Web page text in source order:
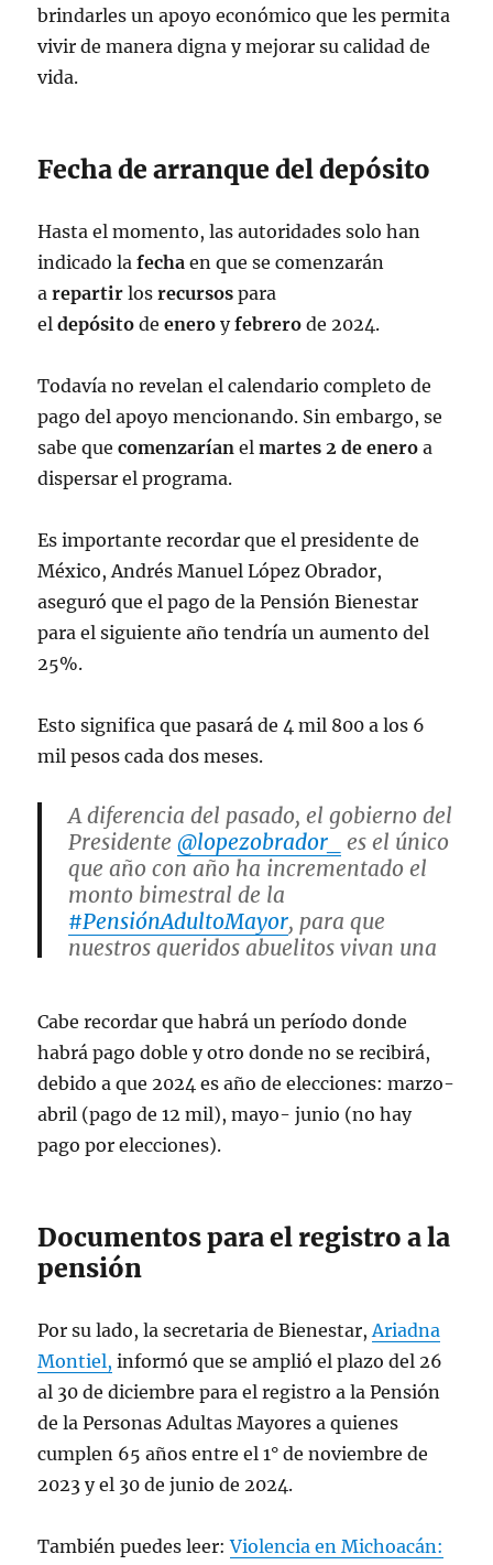
brindarles un apoyo económico que les permita
vivir de manera digna y mejorar su calidad de
vida.
Fecha de arranque del depósito
Hasta el momento, las autoridades solo han
indicado lafecha en que se comenzarán
arepartir losrecursos para
eldepósito deenero yfebrero de 2024.
Todavía no revelan el calendario completo de
pago del apoyo mencionando. Sin embargo, se
sabe quecomenzarían elmartes 2 de enero a
dispersar el programa.
Es importante recordar que el presidente de
México, Andrés Manuel López Obrador,
aseguró que el pago de la Pensión Bienestar
para el siguiente año tendría un aumento del
25%.
Esto significa que pasará de 4 mil 800 a los 6
mil pesos cada dos meses.
A diferencia del pasado, el gobierno del
Presidente@lopezobrador_
es el único
que año con año ha incrementado el
monto bimestral de la
#PensiónAdultoMayor, para que
nuestros queridos abuelitos vivan una
bres pic.twitter.com/8LFPQaRDiJ
— Ariadna Montiel Reyes
(@A_MontielR) December 12, 2023
Cabe recordar que habrá un período donde
habrá pago doble y otro donde no se recibirá,
debido a que 2024 es año de elecciones: marzo-
abril (pago de 12 mil), mayo- junio (no hay
pago por elecciones).
Documentos para el registro a la
pensión
Por su lado, la secretaria de Bienestar,Ariadna
Montiel, informó que se amplió el plazo del 26
al 30 de diciembre para el registro a la Pensión
de la Personas Adultas Mayores a quienes
cumplen 65 años entre el 1° de noviembre de
2023 y el 30 de junio de 2024.
También puedes leer:Violencia en Michoacán: